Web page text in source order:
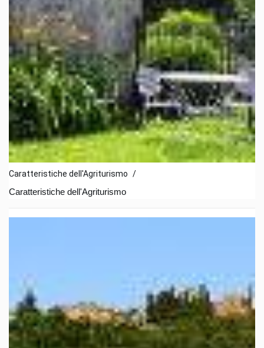
Caratteristiche dell'Agriturismo /
Caratteristiche dell'Agriturismo